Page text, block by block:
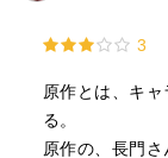
3
原作とは、キ
る。
原作の、長門